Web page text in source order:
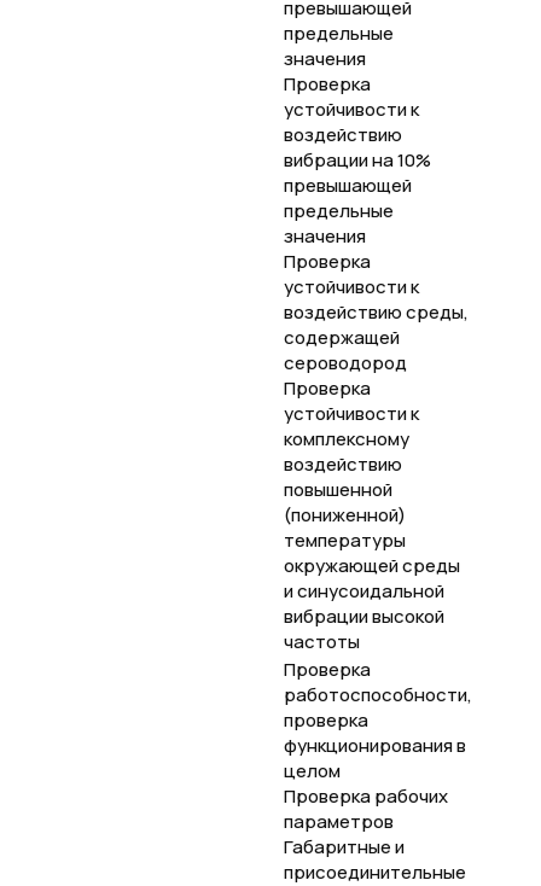
превышающей
предельные
значения
Проверка
устойчивости к
воздействию
вибрации на 10%
превышающей
предельные
значения
Проверка
устойчивости к
воздействию среды,
содержащей
сероводород
Проверка
устойчивости к
комплексному
воздействию
повышенной
(пониженной)
температуры
окружающей среды
и синусоидальной
вибрации высокой
частоты
Проверка
работоспособности,
проверка
функционирования в
целом
Проверка рабочих
параметров
Габаритные и
присоединительные